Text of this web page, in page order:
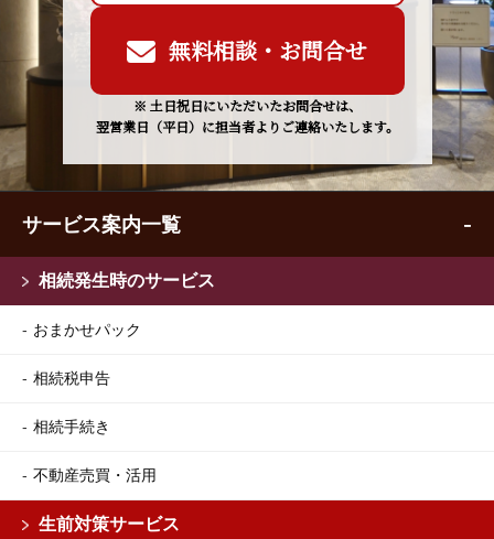
無料相談・お問合せ
※ 土日祝日にいただいたお問合せは、
翌営業日（平日）に担当者よりご連絡いたします。
サービス案内一覧
相続発生時のサービス
おまかせパック
相続税申告
相続手続き
不動産売買・活用
生前対策サービス